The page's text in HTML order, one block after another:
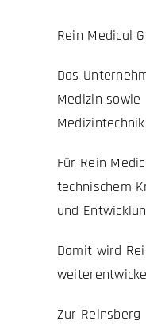
Rein Medical
Das
Medizin
Für Rein
technischem
und
Damit wird
Zur